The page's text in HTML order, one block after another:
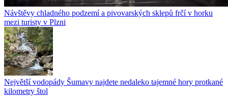
Návštěvy chladného podzemí a pivovarských sklepů frčí v horku
mezi turisty v Plzni
Největší vodopády Šumavy najdete nedaleko tajemné hory protkané
kilometry štol